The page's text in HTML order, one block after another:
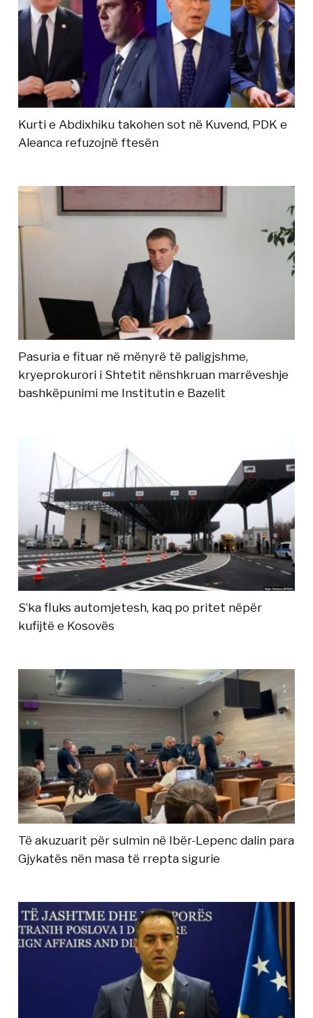
Kurti e Abdixhiku takohen sot në Kuvend, PDK e
Aleanca refuzojnë ftesën
Pasuria e fituar në mënyrë të paligjshme,
kryeprokurori i Shtetit nënshkruan marrëveshje
bashkëpunimi me Institutin e Bazelit
S’ka fluks automjetesh, kaq po pritet nëpër
kufijtë e Kosovës
Të akuzuarit për sulmin në Ibër-Lepenc dalin para
Gjykatës nën masa të rrepta sigurie